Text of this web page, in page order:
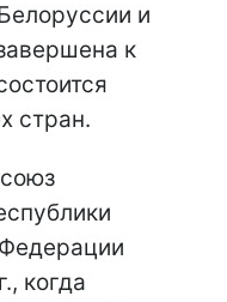
и
к
стран.
когда